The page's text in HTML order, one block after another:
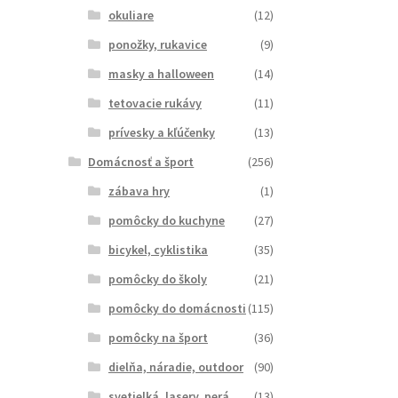
okuliare
(12)
ponožky, rukavice
(9)
masky a halloween
(14)
tetovacie rukávy
(11)
prívesky a kľúčenky
(13)
Domácnosť a šport
(256)
zábava hry
(1)
pomôcky do kuchyne
(27)
bicykel, cyklistika
(35)
pomôcky do školy
(21)
pomôcky do domácnosti (115)
pomôcky na šport
(36)
dielňa, náradie, outdoor
(90)